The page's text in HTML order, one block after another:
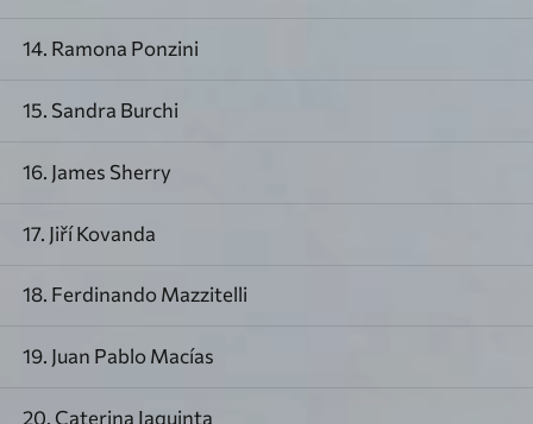
14. Ramona Ponzini
15. Sandra Burchi
16. James Sherry
17. Jiří Kovanda
18. Ferdinando Mazzitelli
19. Juan Pablo Macías
20. Caterina Iaquinta